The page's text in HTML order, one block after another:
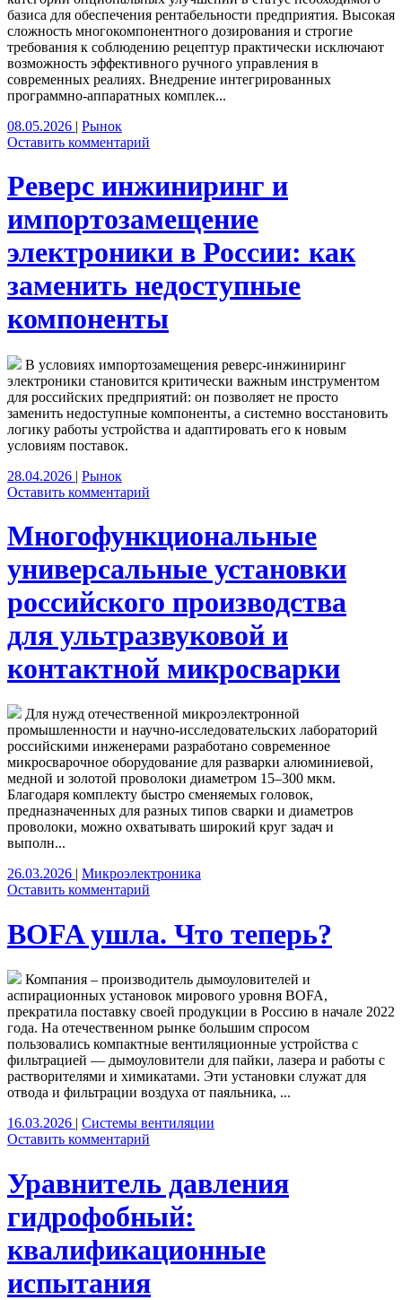
базиса для обеспечения рентабельности предприятия. Высокая
сложность многокомпонентного дозирования и строгие
требования к соблюдению рецептур практически исключают
возможность эффективного ручного управления в
современных реалиях. Внедрение интегрированных
программно-аппаратных комплек...
08.05.2026 | Рынок
Оставить комментарий
Реверс инжиниринг и
импортозамещение
электроники в России: как
заменить недоступные
компоненты
В условиях импортозамещения реверс‑инжиниринг
электроники становится критически важным инструментом
для российских предприятий: он позволяет не просто
заменить недоступные компоненты, а системно восстановить
логику работы устройства и адаптировать его к новым
условиям поставок.
28.04.2026 | Рынок
Оставить комментарий
Многофункциональные
универсальные установки
российского производства
для ультразвуковой и
контактной микросварки
Для нужд отечественной микроэлектронной
промышленности и научно-исследовательских лабораторий
российскими инженерами разработано современное
микросварочное оборудование для разварки алюминиевой,
медной и золотой проволоки диаметром 15–300 мкм.
Благодаря комплекту быстро сменяемых головок,
предназначенных для разных типов сварки и диаметров
проволоки, можно охватывать широкий круг задач и
выполн...
26.03.2026
Микроэлектроника
Оставить комментарий
BOFA ушла. Что теперь?
Компания – производитель дымоуловителей и
аспирационных установок мирового уровня BOFA,
прекратила поставку своей продукции в Россию в начале 2022
года. На отечественном рынке большим спросом
пользовались компактные вентиляционные устройства с
фильтрацией — дымоуловители для пайки, лазера и работы с
растворителями и химикатами. Эти установки служат для
отвода и фильтрации воздуха от паяльника, ...
16.03.2026 | Системы вентиляции
Оставить комментарий
Уравнитель давления
гидрофобный:
квалификационные
испытания